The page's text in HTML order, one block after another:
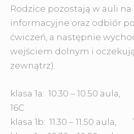
Rodzice pozostają w auli
informacyjne oraz odbiór
ćwiczeń, a następnie
wejściem dolnym i
zewnątrz).
klasa 1a: 10.30 – 10.50 aula,
16C
klasa 1b: 11.30 – 11.50 aula,